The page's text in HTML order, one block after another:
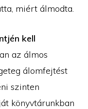
miért álmodta.
kell
az álmos
álomfejtést
szinten
könyvtárunkban